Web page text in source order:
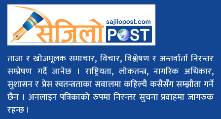
ताजा र खोजमूलक समाचार, विचार, विश्लेषण र अन्तर्वार्ता निरन्तर
सम्प्रेषण गर्दै जानेछ । राष्ट्रियता, लोकतन्त्र, नागरिक अधिकार,
सुशासन र प्रेस स्वतन्त्रताका सवालमा कहिल्यै कसैसँग सम्झौता गर्ने
छैन । अनलाइन पत्रिकाको रुपमा निरन्तर सुचना प्रवाहमा जागरुक
रहन्छ ।